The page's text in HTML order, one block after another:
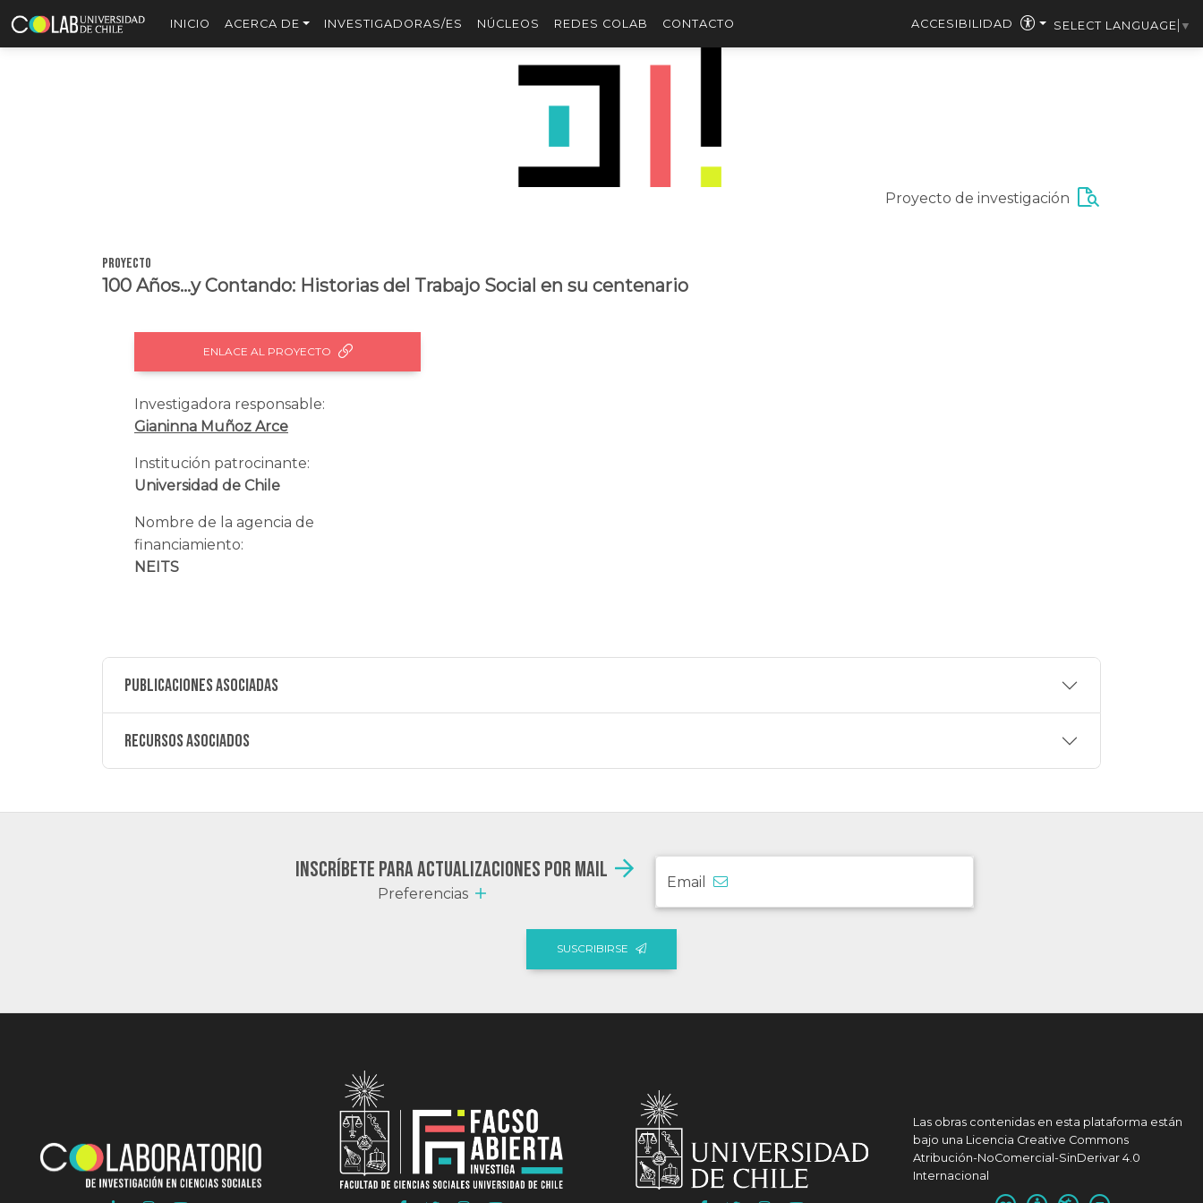
INICIO ACERCA DE INVESTIGADORAS/ES NÚCLEOS REDES COLAB CONTACTO ACCESIBILIDAD SELECT LANGUAGE ▼
Proyecto de investigación
Proyecto
100 Años...y Contando: Historias del Trabajo Social en su centenario
ENLACE AL PROYECTO
Investigadora responsable:
Gianinna Muñoz Arce
Institución patrocinante:
Universidad de Chile
Nombre de la agencia de
financiamiento:
NEITS
Publicaciones asociadas
Recursos asociados
Inscríbete para actualizaciones por mail
Preferencias
Email
SUSCRIBIRSE
Las obras contenidas en esta plataforma están
bajo una Licencia Creative Commons
Atribución-NoComercial-SinDerivar 4.0
Internacional